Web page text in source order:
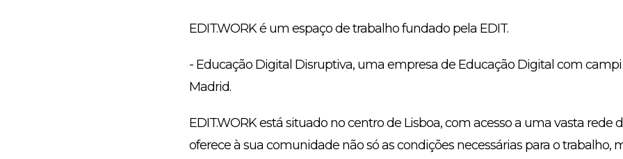
EDIT.WORK é um espaço de trabalho fundado pela EDIT.
- Educação Digital Disruptiva, uma empresa de Educação Digital com
Madrid.
EDIT.WORK está situado no centro de Lisboa, com acesso a uma vasta rede
oferece à sua comunidade não só as condições necessárias para o trabalho,